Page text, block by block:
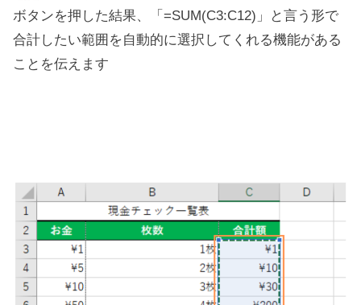
ボタンを押した結果、「=SUM(C3:C12)」と言う形で
合計したい範囲を自動的に選択してくれる機能がある
ことを伝えます